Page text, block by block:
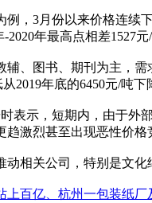
3月份以来价格连续下
-2020年最高点相差1527
图书、期刊为主，需
2019年底的6450元/吨
示，短期内，由于外部
激烈甚至出现恶性价格
关公司，特别是文化
上百亿、杭州一包装纸厂